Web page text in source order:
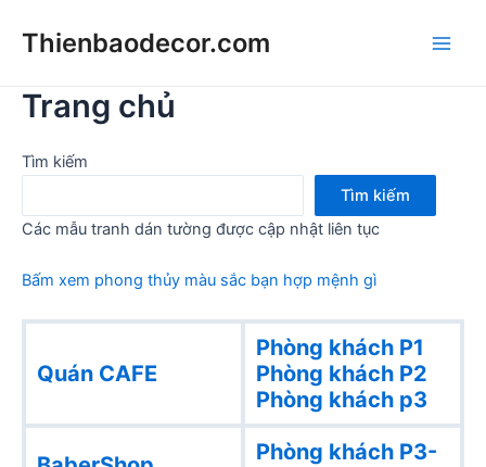
Thienbaodecor.com
Trang chủ
Tìm kiếm
Tìm kiếm
Các mẫu tranh dán tường được cập nhật liên tục
Bấm xem phong thủy màu sắc bạn hợp mệnh gì
Quán CAFE
Phòng khách P1
Phòng khách P2
Phòng khách p3
Phòng khách P3-